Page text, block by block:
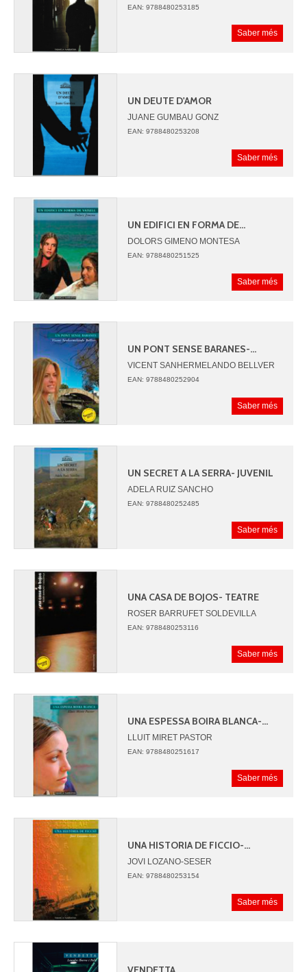
EAN: 9788480253185
Saber més
UN DEUTE D'AMOR
JUANE GUMBAU GONZ
EAN: 9788480253208
Saber més
UN EDIFICI EN FORMA DE...
DOLORS GIMENO MONTESA
EAN: 9788480251525
Saber més
UN PONT SENSE BARANES-...
VICENT SANHERMELANDO BELLVER
EAN: 9788480252904
Saber més
UN SECRET A LA SERRA- JUVENIL
ADELA RUIZ SANCHO
EAN: 9788480252485
Saber més
UNA CASA DE BOJOS- TEATRE
ROSER BARRUFET SOLDEVILLA
EAN: 9788480253116
Saber més
UNA ESPESSA BOIRA BLANCA-...
LLUIT MIRET PASTOR
EAN: 9788480251617
Saber més
UNA HISTORIA DE FICCIO-...
JOVI LOZANO-SESER
EAN: 9788480253154
Saber més